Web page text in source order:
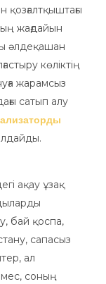
қозғалтқыштағы
жағдайын
әлдеқашан
көліктің
жарамсыз
сатып алу
ақау ұзақ
бай қоспа,
сапасыз
ал
соның